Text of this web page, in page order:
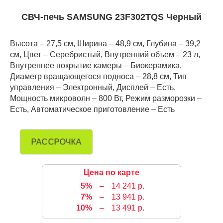
СВЧ-печь SAMSUNG 23F302TQS Черный
Высота – 27,5 см, Ширина – 48,9 см, Глубина – 39,2
см, Цвет – Серебристый, Внутренний объем – 23 л,
Внутреннее покрытие камеры – Биокерамика,
Диаметр вращающегося подноса – 28,8 см, Тип
управления – Электронный, Дисплей – Есть,
Мощность микроволн – 800 Вт, Режим разморозки –
Есть, Автоматическое приготовление – Есть
РАССРОЧКА
Цена по карте
5%
–
14 241 р.
7%
–
13 941 р.
10%
– 13 491 р.